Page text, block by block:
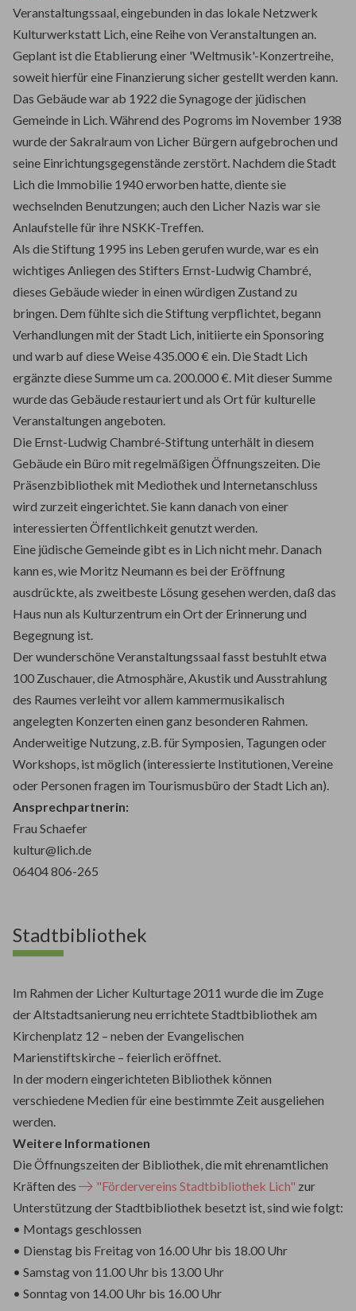
Veranstaltungssaal, eingebunden in das lokale Netzwerk
Kulturwerkstatt Lich, eine Reihe von Veranstaltungen an.
Geplant ist die Etablierung einer 'Weltmusik'-Konzertreihe,
soweit hierfür eine Finanzierung sicher gestellt werden kann.
Das Gebäude war ab 1922 die Synagoge der jüdischen
Gemeinde in Lich. Während des Pogroms im November 1938
wurde der Sakralraum von Licher Bürgern aufgebrochen und
seine Einrichtungsgegenstände zerstört. Nachdem die Stadt
Lich die Immobilie 1940 erworben hatte, diente sie
wechselnden Benutzungen; auch den Licher Nazis war sie
Anlaufstelle für ihre NSKK-Treffen.
Als die Stiftung 1995 ins Leben gerufen wurde, war es ein
wichtiges Anliegen des Stifters Ernst-Ludwig Chambré,
dieses Gebäude wieder in einen würdigen Zustand zu
bringen. Dem fühlte sich die Stiftung verpflichtet, begann
Verhandlungen mit der Stadt Lich, initiierte ein Sponsoring
und warb auf diese Weise 435.000 € ein. Die Stadt Lich
ergänzte diese Summe um ca. 200.000 €. Mit dieser Summe
wurde das Gebäude restauriert und als Ort für kulturelle
Veranstaltungen angeboten.
Die Ernst-Ludwig Chambré-Stiftung unterhält in diesem
Gebäude ein Büro mit regelmäßigen Öffnungszeiten. Die
Präsenzbibliothek mit Mediothek und Internetanschluss
wird zurzeit eingerichtet. Sie kann danach von einer
interessierten Öffentlichkeit genutzt werden.
Eine jüdische Gemeinde gibt es in Lich nicht mehr. Danach
kann es, wie Moritz Neumann es bei der Eröffnung
ausdrückte, als zweitbeste Lösung gesehen werden, daß das
Haus nun als Kulturzentrum ein Ort der Erinnerung und
Begegnung ist.
Der wunderschöne Veranstaltungssaal fasst bestuhlt etwa
100 Zuschauer, die Atmosphäre, Akustik und Ausstrahlung
des Raumes verleiht vor allem kammermusikalisch
angelegten Konzerten einen ganz besonderen Rahmen.
Anderweitige Nutzung, z.B. für Symposien, Tagungen oder
Workshops, ist möglich (interessierte Institutionen, Vereine
oder Personen fragen im Tourismusbüro der Stadt Lich an).
Ansprechpartnerin:
Frau Schaefer
kultur@lich.de
06404 806-265
Stadtbibliothek
Im Rahmen der Licher Kulturtage 2011 wurde die im Zuge
der Altstadtsanierung neu errichtete Stadtbibliothek am
Kirchenplatz 12 – neben der Evangelischen
Marienstiftskirche – feierlich eröffnet.
In der modern eingerichteten Bibliothek können
verschiedene Medien für eine bestimmte Zeit ausgeliehen
werden.
Weitere Informationen
Die Öffnungszeiten der Bibliothek, die mit ehrenamtlichen
Kräften des
"Fördervereins Stadtbibliothek Lich" zur
Unterstützung der Stadtbibliothek besetzt ist, sind wie folgt:
• Montags geschlossen
• Dienstag bis Freitag von 16.00 Uhr bis 18.00 Uhr
• Samstag von 11.00 Uhr bis 13.00 Uhr
• Sonntag von 14.00 Uhr bis 16.00 Uhr